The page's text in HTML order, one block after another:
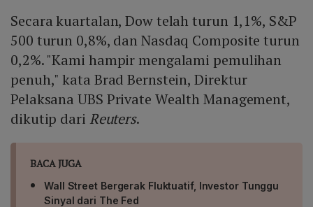
Secara kuartalan, Dow telah turun 1,1%, S&P
500 turun 0,8%, dan Nasdaq Composite turun
0,2%. "Kami hampir mengalami pemulihan
penuh," kata Brad Bernstein, Direktur
Pelaksana UBS Private Wealth Management,
dikutip dari Reuters.
BACA JUGA
Wall Street Bergerak Fluktuatif, Investor Tunggu
Sinyal dari The Fed